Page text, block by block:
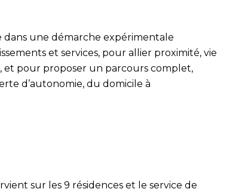
dans une démarche expérimentale
et services, pour allier proximité, vie
et pour proposer un parcours complet,
d’autonomie, du domicile à
sur les 9 résidences et le service de